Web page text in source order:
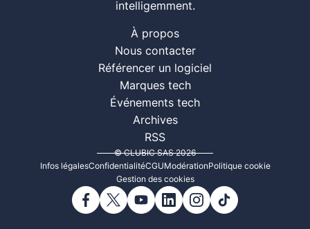
intelligemment.
À propos
Nous contacter
Référencer un logiciel
Marques tech
Événements tech
Archives
RSS
© CLUBIC SAS 2026
Infos légalesConfidentialitéCGUModérationPolitique cookie
Gestion des cookies